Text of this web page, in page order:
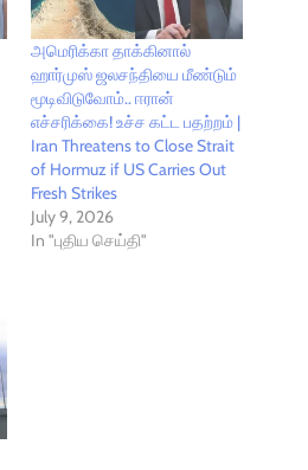
அமெரிக்கா தாக்கினால்
ஹார்முஸ் ஜலசந்தியை மீண்டும்
மூடிவிடுவோம்.. ஈரான்
எச்சரிக்கை! உச்ச கட்ட பதற்றம் |
Iran Threatens to Close Strait
of Hormuz if US Carries Out
Fresh Strikes
July 9, 2026
In "புதிய செய்தி"